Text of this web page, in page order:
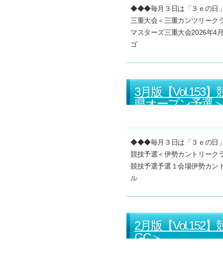
◆◆◆毎月３日は「３ｅの日
三重大会＜三重カンツリーク
マスターズ三重大会2026年4
ゴ
3月版【Vol.153
県オープン予選＞
◆◆◆毎月３日は「３ｅの日
競技予選＜伊勢カントリーク
競技予選予選１会場伊勢カン
ル
2月版【Vol.152
GC＞